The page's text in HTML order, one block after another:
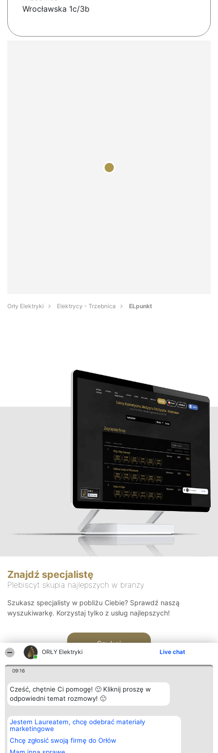
ORŁY Elektryki Live chat
09:16
Cześć, chętnie Ci pomogę! 🙂 Kliknij proszę w
odpowiedni temat rozmowy! 🙂
Jestem Laureatem, chcę odebrać materiały
marketingowe
Chcę zgłosić swoją firmę do Orłów
Wrocławska 1c/3b
Orły Elektryki Elektrycy - Trzebnica ELpunkt
Znajdź specjalistę
Plebiscyt skupia najlepszych w branży
Szukasz specjalisty w pobliżu Ciebie? Sprawdź naszą
wyszukiwarkę. Korzystaj tylko z usług najlepszych!
Szukaj
Organizator plebiscytu
Bright Side Solutions sp. z o.
o. sp. k.
ul. Ruska 22
Wrocław 50-079
KRS 0000749100 | Regon
Plebiscyt
Laureaci
wszystkich
Laureatów
Kontakt
Kontakt